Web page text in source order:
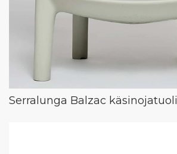
Serralunga Balzac käsinojatuoli